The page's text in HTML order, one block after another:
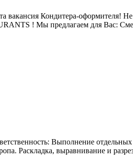
Кондитера-оформителя!
! Мы предлагаем для Вас:
Выполнение отдельных
Раскладка, выравнивание и